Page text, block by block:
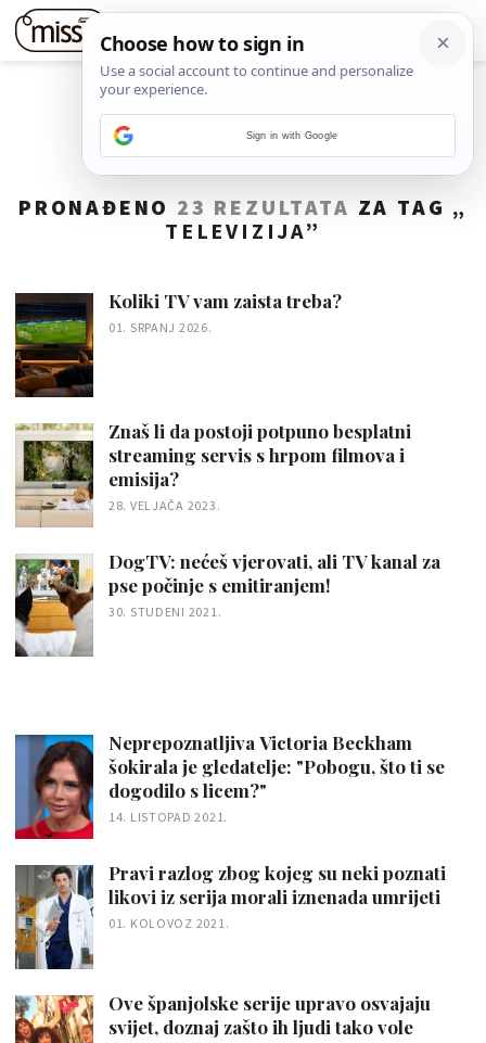
PRONAĐENO 23 REZULTATA ZA TAG „
TELEVIZIJA”
Koliki TV vam zaista treba?
01. SRPANJ 2026.
Znaš li da postoji potpuno besplatni
streaming servis s hrpom filmova i
emisija?
28. VELJAČA 2023.
DogTV: nećeš vjerovati, ali TV kanal za
pse počinje s emitiranjem!
30. STUDENI 2021.
Neprepoznatljiva Victoria Beckham
šokirala je gledatelje: "Pobogu, što ti se
dogodilo s licem?"
14. LISTOPAD 2021.
Pravi razlog zbog kojeg su neki poznati
likovi iz serija morali iznenada umrijeti
01. KOLOVOZ 2021.
Ove španjolske serije upravo osvajaju
svijet, doznaj zašto ih ljudi tako vole
Sign in with Google